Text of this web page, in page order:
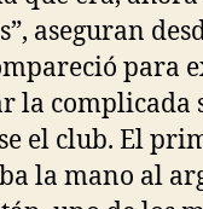
aseguran
para
la complicada
el club. El
la mano al